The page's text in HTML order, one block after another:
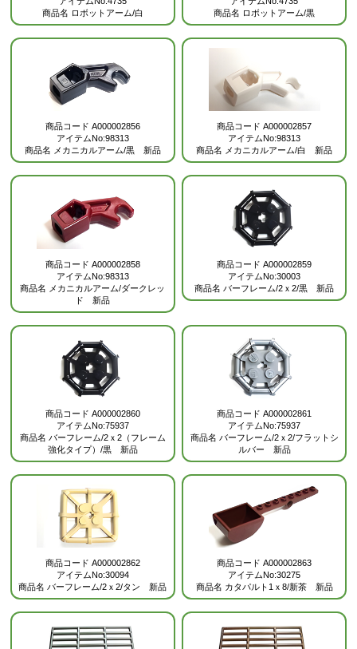
商品名 ロボットアーム/白
商品名 ロボットアーム/黒
商品コード A000002856
アイテムNo:98313
商品名 メカニカルアーム/黒 新品
商品コード A000002857
アイテムNo:98313
商品名 メカニカルアーム/白 新品
商品コード A000002858
アイテムNo:98313
商品名 メカニカルアーム/ダークレッ
ド 新品
商品コード A000002859
アイテムNo:30003
商品名 バーフレーム/2ｘ2/黒 新品
商品コード A000002860
アイテムNo:75937
商品名 バーフレーム/2ｘ2（フレーム
強化タイプ）/黒 新品
商品コード A000002861
アイテムNo:75937
商品名 バーフレーム/2ｘ2/フラットシ
ルバー 新品
商品コード A000002862
アイテムNo:30094
商品名 バーフレーム/2ｘ2/タン 新品
商品コード A000002863
アイテムNo:30275
商品名 カタパルト1ｘ8/新茶 新品